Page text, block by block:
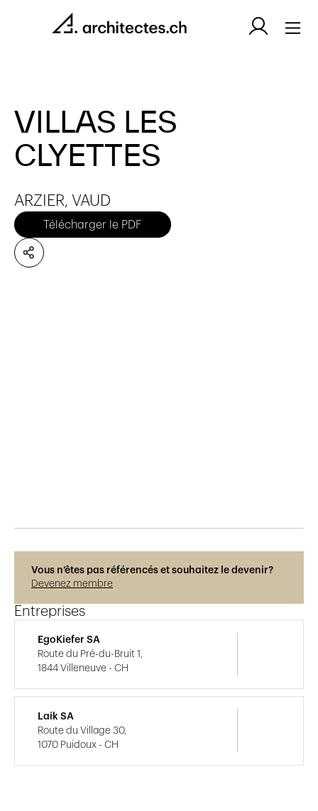
VILLAS LES
CLYETTES
ARZIER, VAUD
Télécharger le PDF
Vous n’êtes pas référencés et souhaitez le devenir?
Devenez membre
Entreprises
EgoKiefer SA
Route du Pré-du-Bruit 1,
1844 Villeneuve - CH
Laik SA
Route du Village 30,
1070 Puidoux - CH